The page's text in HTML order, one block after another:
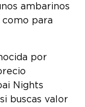
ambarinos
para
por
Nights
buscas valor